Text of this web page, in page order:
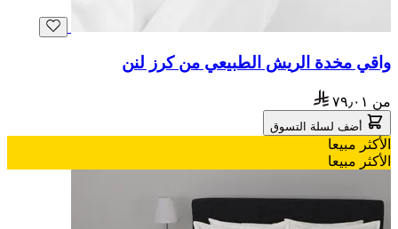
واقي مخدة الريش الطبيعي من كرز لنن
من ٧٩٫٠١
أضف لسلة التسوق
الأكثر مبيعا
الأكثر مبيعا